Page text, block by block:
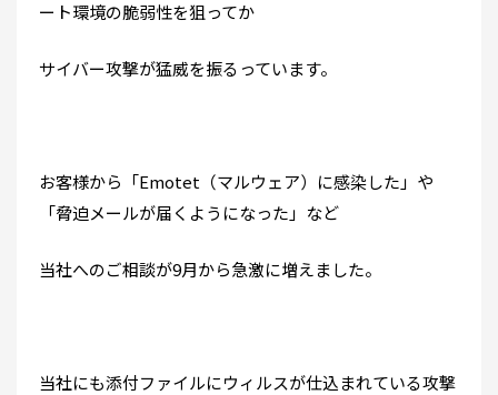
ート環境の脆弱性を狙ってか
サイバー攻撃が猛威を振るっています。
お客様から「Emotet（マルウェア）に感染した」や
「脅迫メールが届くようになった」など
当社へのご相談が9月から急激に増えました。
当社にも添付ファイルにウィルスが仕込まれている攻撃